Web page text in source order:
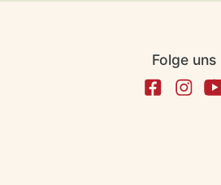
Folge uns